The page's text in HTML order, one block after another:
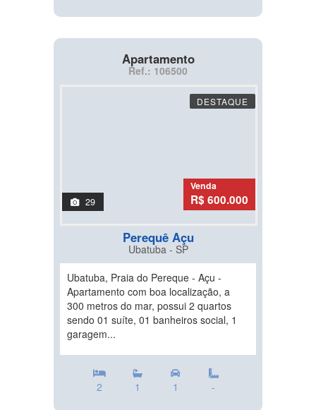
Apartamento
Ref.: 106500
DESTAQUE
29
Venda
R$ 600.000
Perequê Açu
Ubatuba - SP
Ubatuba, Praia do Pereque - Açu -
Apartamento com boa localização, a
300 metros do mar, possui 2 quartos
sendo 01 suíte, 01 banheiros social, 1
garagem...
2 1 1 -